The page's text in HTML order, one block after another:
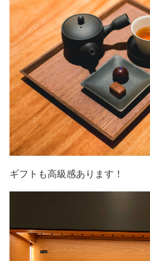
ギフトも高級感あります！